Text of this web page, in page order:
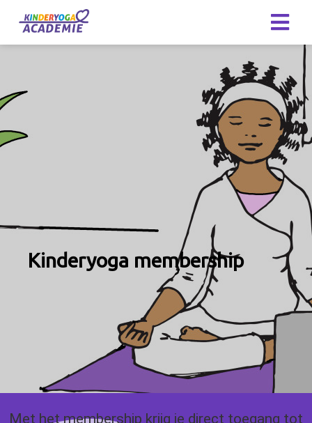
Kinderyoga membership
Met het membership krijg je direct toegang tot